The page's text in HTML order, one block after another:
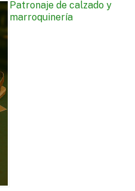
Patronaje de calzado y
marroquinería